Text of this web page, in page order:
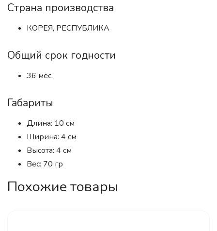
Страна производства
КОРЕЯ, РЕСПУБЛИКА
Общий срок годности
36 мес.
Габариты
Длина: 10 см
Ширина: 4 см
Высота: 4 см
Вес: 70 гр
Похожие товары